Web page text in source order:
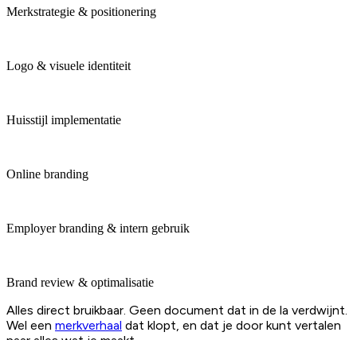
Merkstrategie & positionering
Logo & visuele identiteit
Huisstijl implementatie
Online branding
Employer branding & intern gebruik
Brand review & optimalisatie
Alles direct bruikbaar. Geen document dat in de la verdwijnt.
Wel een merkverhaal dat klopt, en dat je door kunt vertalen